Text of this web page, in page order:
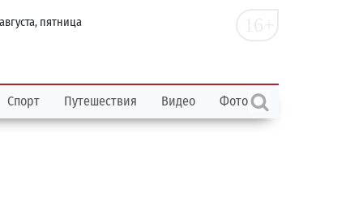
пятница
Спорт Путешествия Видео Фото